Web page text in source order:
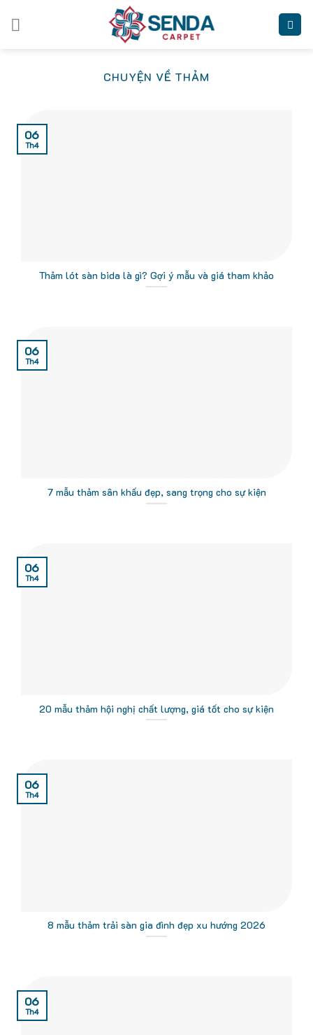
CHUYỆN VỀ THẢM
Thảm lót sàn bida là gì? Gợi ý mẫu và giá tham khảo
06
Th4
7 mẫu thảm sân khấu đẹp, sang trọng cho sự kiện
06
Th4
20 mẫu thảm hội nghị chất lượng, giá tốt cho sự kiện
06
Th4
8 mẫu thảm trải sàn gia đình đẹp xu hướng 2026
06
Th4
06
Th4